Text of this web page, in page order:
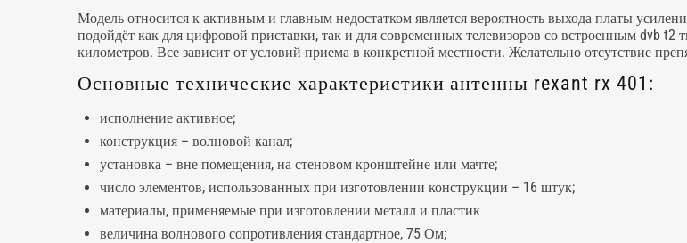
Модель относится к активным и главным недостатком является вероятность выхода платы
подойдёт как для цифровой приставки, так и для современных телевизоров со встроенным dvb t2
километров. Все зависит от условий приема в конкретной местности. Желательно отсутствие
Основные технические характеристики антенны rexant rx 401:
исполнение активное;
конструкция – волновой канал;
установка – вне помещения, на стеновом кронштейне или мачте;
число элементов, использованных при изготовлении конструкции – 16 штук;
материалы, применяемые при изготовлении металл и пластик
величина волнового сопротивления стандартное, 75 Ом;